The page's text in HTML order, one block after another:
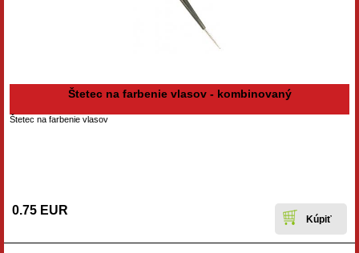
Štetec na farbenie vlasov - kombinovaný
Štetec na farbenie vlasov
0.75 EUR